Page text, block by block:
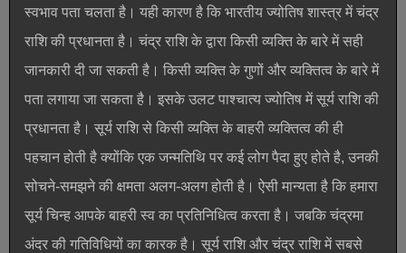
स्वभाव पता चलता है। यही कारण है कि भारतीय ज्योतिष शास्त्र में चंद्र
राशि की प्रधानता है। चंद्र राशि के द्वारा किसी व्यक्ति के बारे में सही
जानकारी दी जा सकती है। किसी व्यक्ति के गुणों और व्यक्तित्व के बारे में
पता लगाया जा सकता है। इसके उलट पाश्चात्य ज्योतिष में सूर्य राशि की
प्रधानता है। सूर्य राशि से किसी व्यक्ति के बाहरी व्यक्तित्व की ही
पहचान होती है क्योंकि एक जन्मतिथि पर कई लोग पैदा हुए होते है, उनकी
सोचने-समझने की क्षमता अलग-अलग होती है। ऐसी मान्यता है कि हमारा
सूर्य चिन्ह आपके बाहरी स्व का प्रतिनिधित्व करता है। जबकि चंद्रमा
अंदर की गतिविधियों का कारक है। सूर्य राशि और चंद्र राशि में सबसे